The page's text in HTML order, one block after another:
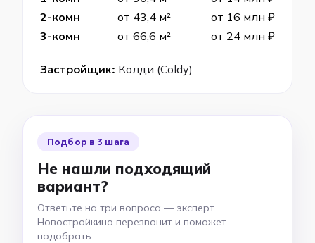
2-комн
от 43,4 м²
от 16 млн ₽
3-комн
от 66,6 м² от 24 млн ₽
Застройщик: Колди (Coldy)
Подбор в 3 шага
Не нашли подходящий
вариант?
Ответьте на три вопроса — эксперт
Новостройкино перезвонит и поможет
подобрать